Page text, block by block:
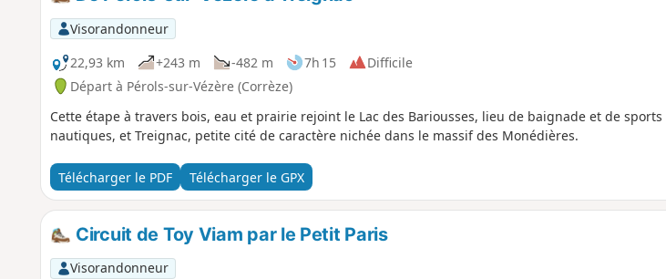
Visorandonneur
22,93 km
+243 m -482 m 7h 15
Difficile
Départ à Pérols-sur-Vézère (Corrèze)
Cette étape à travers bois, eau et prairie rejoint le Lac des Bariousses, lieu de baignade et de sports
nautiques, et Treignac, petite cité de caractère nichée dans le massif des Monédières.
Télécharger le PDF Télécharger le GPX
Circuit de Toy Viam par le Petit Paris
Visorandonneur